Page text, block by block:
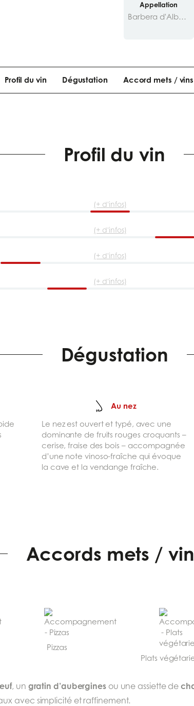
Appellation
Barbera d'Alba DOC
Profil du vin Dégustation Accord mets / vins
Profil du vin
(+ d'infos)
(+ d'infos)
(+ d'infos)
(+ d'infos)
Dégustation
Au nez
Le nez est ouvert et typé, avec une
dominante de fruits rouges croquants –
cerise, fraise des bois – accompagnée
d’une note vinoso-fraîche qui évoque
la cave et la vendange fraîche.
Accords mets /
Pizzas
Plats
, un gratin d’auberginesou une assiette de
avec simplicité et raffinement.